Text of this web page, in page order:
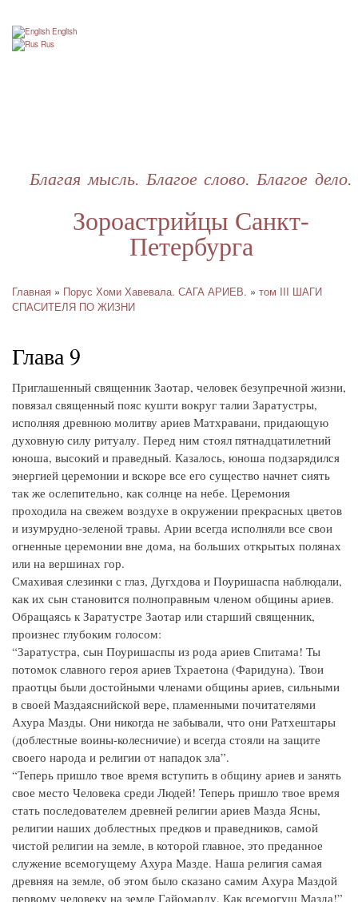
Зороастрийцы Санкт-
Петербурга
Благая мысль. Благое слово. Благое дело.
English
Rus
Строка
Главная Порус Хоми Хавевала. САГА АРИЕВ.
том III ШАГИ
СПАСИТЕЛЯ ПО ЖИЗНИ
Глава 9
Приглашенный священник Заотар, человек безупречной жизни,
повязал священный пояс кушти вокруг талии Заратустры,
исполняя древнюю молитву ариев Матхравани, придающую
духовную силу ритуалу. Перед ним стоял пятнадцатилетний
юноша, высокий и праведный. Казалось, юноша подзарядился
энергией церемонии и вскоре все его существо начнет сиять
так же ослепительно, как солнце на небе. Церемония
проходила на свежем воздухе в окружении прекрасных цветов
и изумрудно-зеленой травы. Арии всегда исполняли все свои
огненные церемонии вне дома, на больших открытых полянах
или на вершинах гор.
Смахивая слезинки с глаз, Дугхдова и Поуришаспа наблюдали,
как их сын становится полноправным членом общины ариев.
Обращаясь к Заратустре Заотар или старший священник,
произнес глубоким голосом:
“Заратустра, сын Поуришаспы из рода ариев Спитама! Ты
потомок славного героя ариев Тхраетона (Фаридуна). Твои
праотцы были достойными членами общины ариев, сильными
в своей Маздаяснийской вере, пламенными почитателями
Ахура Мазды. Они никогда не забывали, что они Ратхештары
(доблестные воины-колесничие) и всегда стояли на защите
своего народа и религии от нападок зла”.
“Теперь пришло твое время вступить в общину ариев и занять
свое место Человека среди Людей! Теперь пришло твое время
стать последователем древней религии ариев Мазда Ясны,
религии наших доблестных предков и праведников, самой
чистой религии на земле, в которой главное, это преданное
служение всемогущему Ахура Мазде. Наша религия самая
древняя на земле, об этом было сказано самим Ахура Маздой
первому человеку на земле Гайомарду. Как всемогущ Мазда!”